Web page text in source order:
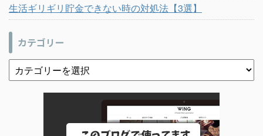
生活ギリギリ貯金できない時の対処法【3選】
カテゴリー